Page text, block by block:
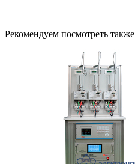
Рекомендуем посмотреть также